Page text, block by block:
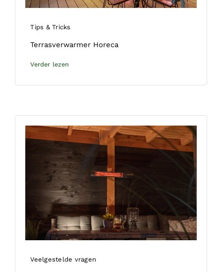
Tips & Tricks
Terrasverwarmer Horeca
Verder lezen
Veelgestelde vragen